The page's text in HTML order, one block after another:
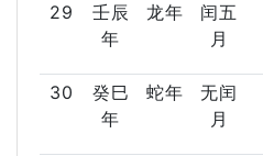
29
壬辰
年
龙年
闰五
月
30
癸巳
年
蛇年
无闰
月